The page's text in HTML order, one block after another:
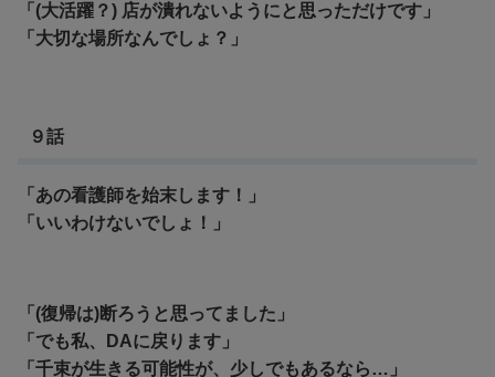
「(大活躍？) 店が潰れないようにと思っただけです」
「大切な場所なんでしょ？」
９話
「あの看護師を始末します！」
「いいわけないでしょ！」
「(復帰は)断ろうと思ってました」
「でも私、DAに戻ります」
「千束が生きる可能性が、少しでもあるなら…」